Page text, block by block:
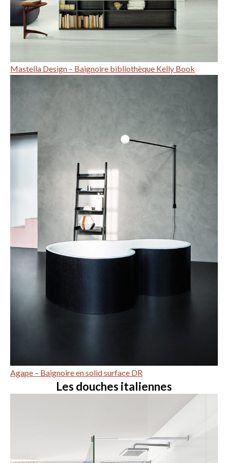
Mastella Design – Baignoire bibliothèque Kelly Book
Agape – Baignoire en solid surface DR
Les douches italiennes